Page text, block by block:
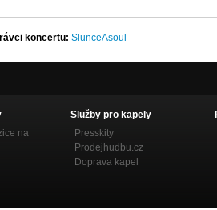
koncertu: SlunceAsoul
na
Služby pro kapely
Presskity
Prodejhudbu.cz
Doprava kapel